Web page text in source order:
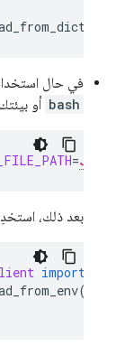
في حال
bash أو
=
بعد ذلك،
import
()